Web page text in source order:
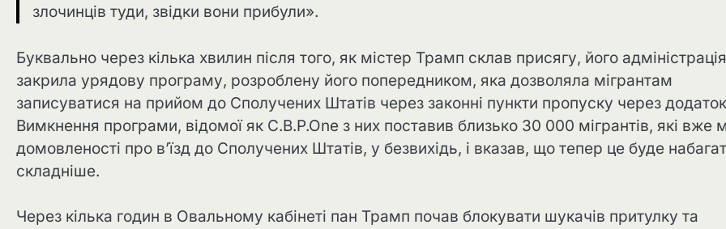
злочинців туди, звідки вони прибули».
Буквально через кілька хвилин після того, як містер Трамп склав присягу, його адміністрація
закрила урядову програму, розроблену його попередником, яка дозволяла мігрантам
записуватися на прийом до Сполучених Штатів через законні пункти пропуску через
Вимкнення програми, відомої як C.B.P.One з них поставив близько 30 000 мігрантів, які вже
домовленості про в’їзд до Сполучених Штатів, у безвихідь, і вказав, що тепер це буде
складніше.
Через кілька годин в Овальному кабінеті пан Трамп почав блокувати шукачів притулку та